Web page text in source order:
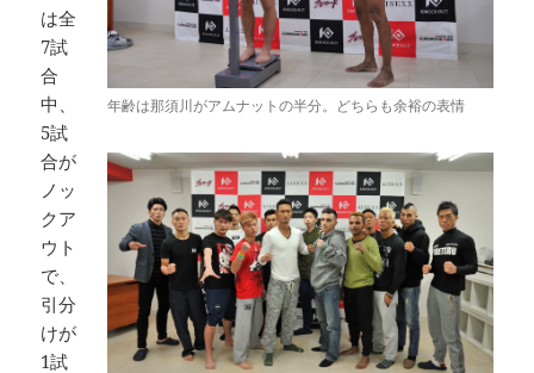
年齢は那須川がアムナットの半分。どちらも余裕の表情
は全
7試
合
中、
5試
合が
ノッ
クア
ウト
で、
引分
けが
1試